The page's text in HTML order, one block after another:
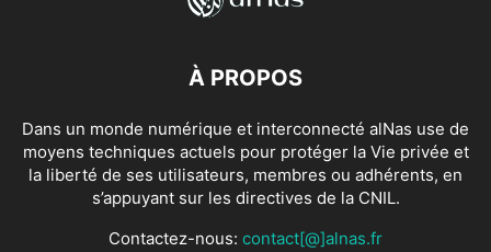
À PROPOS
Dans un monde numérique et interconnecté alNas use de
moyens techniques actuels pour protéger la Vie privée et
la liberté de ses utilisateurs, membres ou adhérents, en
s’appuyant sur les directives de la CNIL.
Contactez-nous: contact[@]alnas.fr